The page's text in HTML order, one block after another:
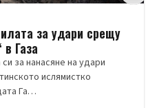
за удари срещу
Газа
за нанасяне на удари
ислямистко
Га…